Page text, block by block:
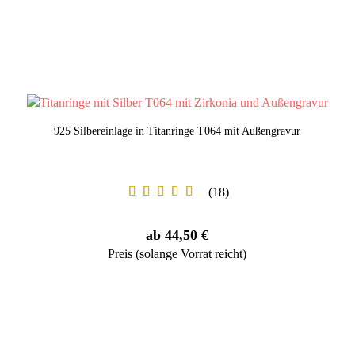
925 Silbereinlage in Titanringe T064 mit Außengravur
18
ab 44,50 €
Preis (solange Vorrat reicht)